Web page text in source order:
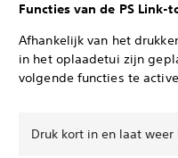
Functies van de PS
Afhankelijk van het
in het oplaadetui zijn
volgende functies te
Druk kort in en laat weer